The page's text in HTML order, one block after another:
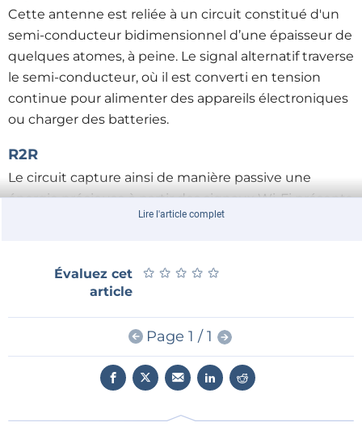
Cette antenne est reliée à un circuit constitué d'un
semi-conducteur bidimensionnel d’une épaisseur de
quelques atomes, à peine. Le signal alternatif traverse
le semi-conducteur, où il est converti en tension
continue pour alimenter des appareils électroniques
ou charger des batteries.
R2R
Le circuit capture ainsi de manière passive une
énergie précieuse à partir des signaux Wi-Fi présents
(presque) partout autour de nous. L’un des
« roll-to-roll »(R2R, de rouleau à rouleau) pour pouvoir
d’appareils et de capteurs médicaux portables en
matériau flexible pour l’Internet des Objets (IdO).
Au cours des expériences réalisées, la nouvelle
Lire l'article complet
Évaluez cet
article
★ ★ ★ ★ ★
★ ★ ★ ★ ★
Page 1 / 1